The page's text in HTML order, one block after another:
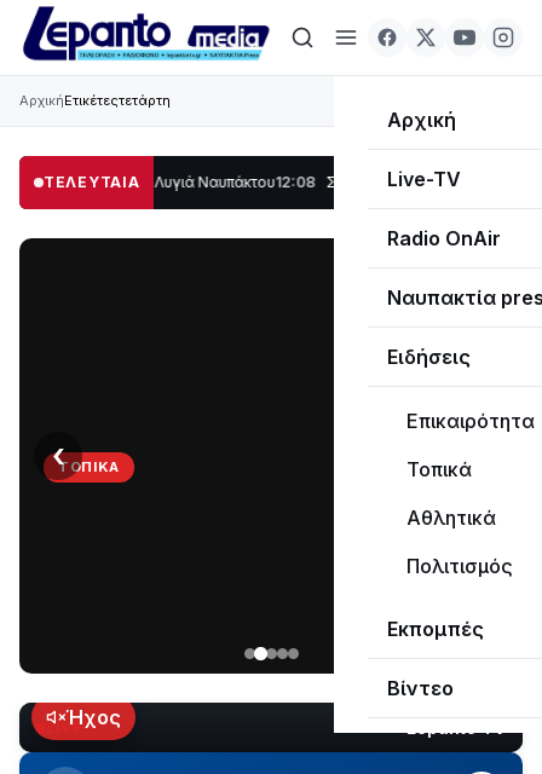
Αρχική
Live-TV
Radio OnAir
Ναυπακτία
Ειδήσεις
Επικαιρότητα
Τοπικά
Αθλητικά
Πολιτισμός
Εκπομπές
Βίντεο
ΑρχικήΕτικέτεςτετάρτη
ΤΕΛΕΥΤΑΙΑ
μέρος στο Λυγιά Ναυπάκτου12:08 Σε τροχιά υλοποίησης η Παράκαμψη
ΤΟΠΙΚΆ
Ναυπάκτου
εδώ
και
περίπου
‹
LIVEΉχος